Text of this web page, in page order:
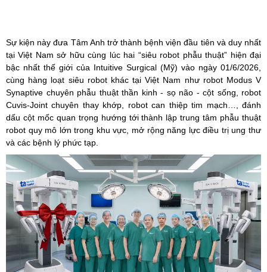
Sự kiện này đưa Tâm Anh trở thành bệnh viện đầu tiên và duy nhất
tại Việt Nam sở hữu cùng lúc hai “siêu robot phẫu thuật” hiện đại
bậc nhất thế giới của Intuitive Surgical (Mỹ) vào ngày 01/6/2026,
cùng hàng loạt siêu robot khác tại Việt Nam như robot Modus V
Synaptive chuyên phẫu thuật thần kinh - sọ não - cột sống, robot
Cuvis-Joint chuyên thay khớp, robot can thiệp tim mạch…, đánh
dấu cột mốc quan trọng hướng tới thành lập trung tâm phẫu thuật
robot quy mô lớn trong khu vực, mở rộng năng lực điều trị ung thư
và các bệnh lý phức tạp.